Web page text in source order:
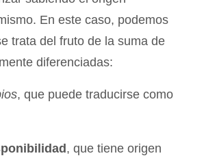
En este caso, podemos
trata del fruto de la suma de
diferenciadas:
, que puede traducirse como
, que tiene origen